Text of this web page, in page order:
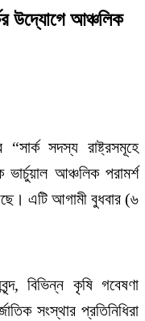
উদ্যোগে আঞ্চলিক
সদস্য রাষ্ট্রসমূহে
আঞ্চলিক পরামর্শ
এটি আগামী বুধবার (৬
বিভিন্ন কৃষি গবেষণা
সংস্থার প্রতিনিধিরা